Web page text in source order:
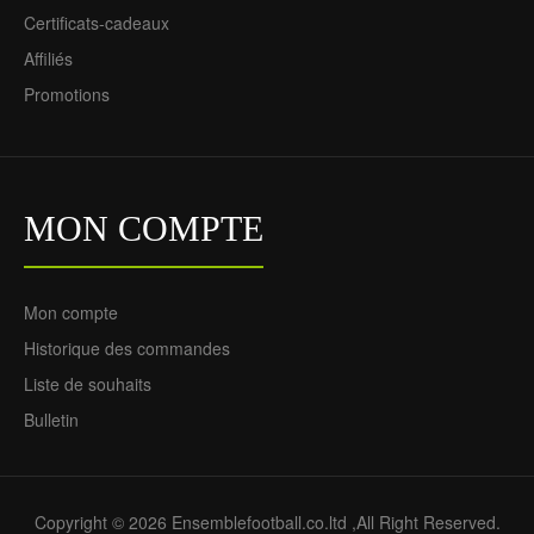
Maillot de Supporter
Sénégal Extérieur Coupe
du Monde 2022 Pour
Homme
Certificats-cadeaux
Affiliés
Promotions
MON COMPTE
Mon compte
Historique des commandes
Liste de souhaits
Bulletin
Copyright © 2026 Ensemblefootball.co.ltd ,All Right Reserved.